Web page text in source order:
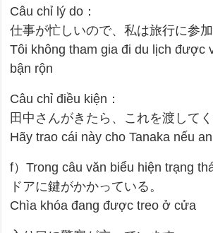
Câu chỉ lý do：
仕事が忙しいので、私は旅行に参加
Tôi không tham gia đi du lịch được
bận rộn
Câu chỉ điều kiện：
田中さんがきたら、これを渡してく
Hãy trao cái này cho Tanaka nếu
f）Trong câu văn biểu hiện trạng
ドアに鍵がかかっている。
Chìa khóa đang được treo ở cửa